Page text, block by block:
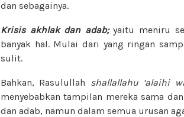
dan sebagainya.
Krisis akhlak dan adab;yaitu meniru
banyak hal. Mulai dari yang ringan
sulit.
Bahkan, Rasulullah shallallahu ‘alaihi
menyebabkan tampilan mereka sama
dan adab, namun dalam semua urusan